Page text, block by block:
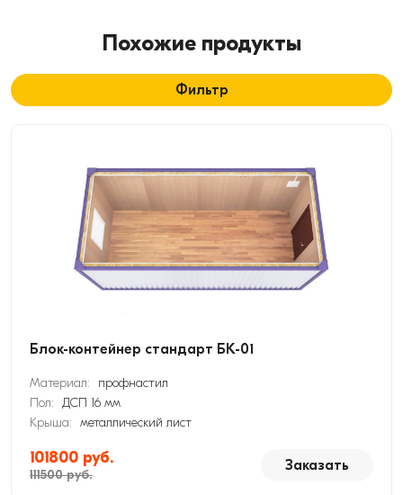
Похожие продукты
Фильтр
Блок-контейнер стандарт БК-01
Материал:
профнастил
Пол: ДСП 16 мм
Крыша: металлический лист
101800 руб.
111500 руб.
Заказать